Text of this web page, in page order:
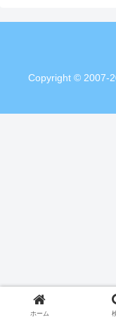
Copyright © 2007-
ホーム